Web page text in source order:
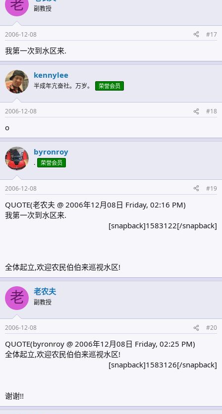
老 副教授
2006-12-08 #17
我第一次到水区来.
kennylee
半成年亢奋社。万岁。 荣誉会员
2006-12-08 #18
o
byronroy
. 荣誉会员
2006-12-08 #19
QUOTE(老农夫 @ 2006年12月08日 Friday, 02:16 PM)
我第一次到水区来.
[snapback]1583122[/snapback]​
全体起立,欢迎农民伯伯来巡视水区!
老 老农夫
副教授
2006-12-08 #20
QUOTE(byronroy @ 2006年12月08日 Friday, 02:25 PM)
全体起立,欢迎农民伯伯来巡视水区!
[snapback]1583126[/snapback]​
谢谢!!